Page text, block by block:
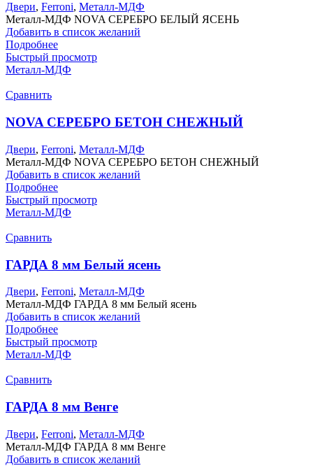
Двери, Ferroni, Металл-МДФ
Металл-МДФ NOVA СЕРЕБРО БЕЛЫЙ ЯСЕНЬ
Добавить в список желаний
Подробнее
Быстрый просмотр
Металл-МДФ
Сравнить
NOVA СЕРЕБРО БЕТОН СНЕЖНЫЙ
Двери, Ferroni, Металл-МДФ
Металл-МДФ NOVA СЕРЕБРО БЕТОН СНЕЖНЫЙ
Добавить в список желаний
Подробнее
Быстрый просмотр
Металл-МДФ
Сравнить
ГАРДА 8 мм Белый ясень
Двери, Ferroni, Металл-МДФ
Металл-МДФ ГАРДА 8 мм Белый ясень
Добавить в список желаний
Подробнее
Быстрый просмотр
Металл-МДФ
Сравнить
ГАРДА 8 мм Венге
Двери, Ferroni, Металл-МДФ
Металл-МДФ ГАРДА 8 мм Венге
Добавить в список желаний